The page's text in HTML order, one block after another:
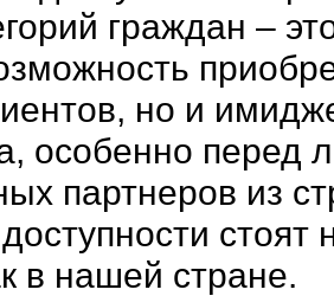
граждан –
но и
особенно перед
партнеров из
стоят
в нашей стране.